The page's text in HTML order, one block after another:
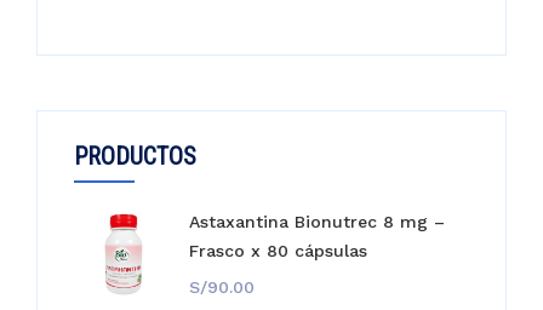
PRODUCTOS
Astaxantina Bionutrec 8 mg –
Frasco x 80 cápsulas
S/90.00